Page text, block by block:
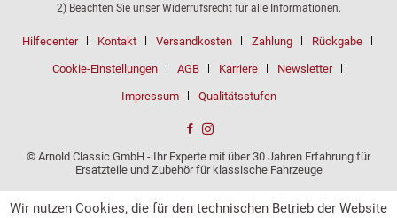
2) Beachten Sie unser Widerrufsrecht für alle Informationen.
Hilfecenter Kontakt Versandkosten Zahlung Rückgabe
Cookie-Einstellungen AGB Karriere Newsletter
Impressum Qualitätsstufen
© Arnold Classic GmbH - Ihr Experte mit über 30 Jahren Erfahrung für
Ersatzteile und Zubehör für klassische Fahrzeuge
Wir nutzen Cookies, die für den technischen Betrieb der Website